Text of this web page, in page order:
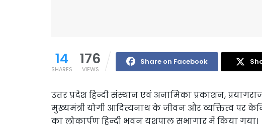
14
SHARES
176
VIEWS
Share on Facebook
उत्तर प्रदेश हिन्दी संस्थान एवं अनामिका प्रकाशन,
मुख्यमंत्री योगी आदित्यनाथ के जीवन और व्यक्तित्व पर
का लोकार्पण हिन्दी भवन यशपाल सभागार में किया गया।